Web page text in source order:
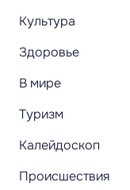
Культура
Здоровье
В мире
Туризм
Калейдоскоп
Происшествия